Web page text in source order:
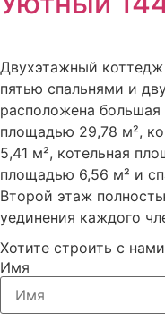
Двухэтажный
пятью спальнями и
расположена большая
площадью 29,78 м²,
5,41 м², котельная
площадью 6,56 м² и
Второй этаж
уединения каждого
Хотите строить с
Имя